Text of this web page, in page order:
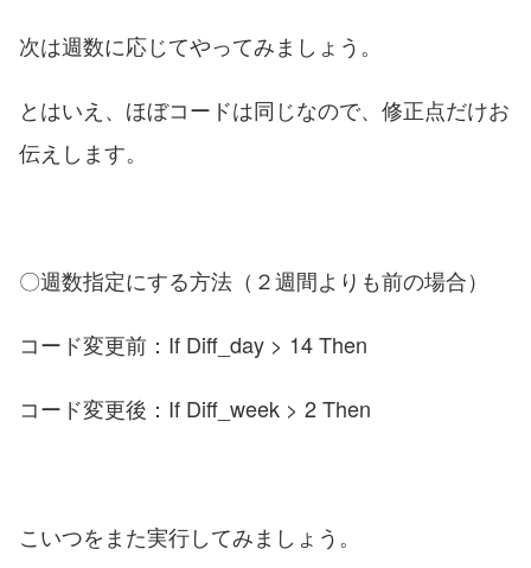
次は週数に応じてやってみましょう。
とはいえ、ほぼコードは同じなので、修正点だけお
伝えします。
〇週数指定にする方法（２週間よりも前の場合）
コード変更前：If Diff_day > 14 Then
コード変更後：If Diff_week > 2 Then
こいつをまた実行してみましょう。